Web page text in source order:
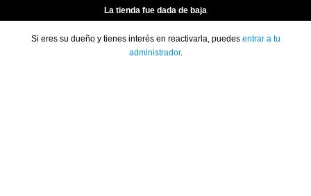
La tienda fue dada de baja
Si eres su dueño y tienes interés en reactivarla, puedes entrar a tu
administrador.